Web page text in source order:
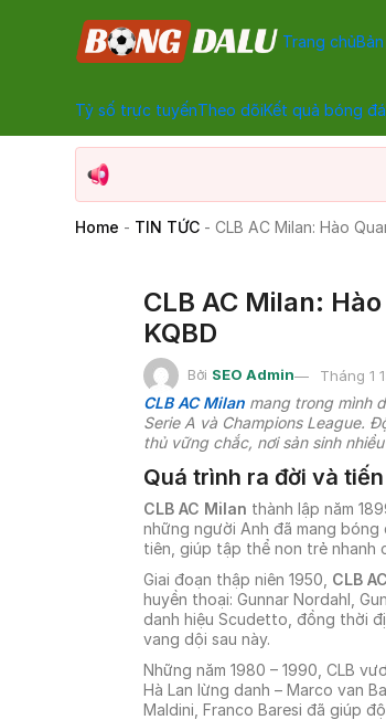
Trang chủ
Tỷ số trực tuyếnTheo dõiKết quả bóng đá
Home - TIN TỨC - CLB AC Milan: Hào
CLB AC Milan:
KQBD
Bởi SEO Admin Tháng 1
CLB AC Milan mang trong mình
Serie A và Champions League.
thủ vững chắc, nơi sản sinh
Quá trình ra đời và
CLB AC Milan thành lập năm
những người Anh đã mang bóng
tiên, giúp tập thể non trẻ nhanh
Giai đoạn thập niên 1950, CLB
huyền thoại: Gunnar Nordahl,
danh hiệu Scudetto, đồng thời
vang dội sau này.
Những năm 1980 – 1990, CLB
Hà Lan lừng danh – Marco van
Maldini, Franco Baresi đã giúp